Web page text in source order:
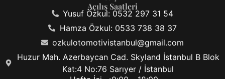
Açılış Saatleri
Yusuf Özkul: 0532 297 31 54
Hamza Özkul: 0533 738 38 37
ozkulotomotivistanbul@gmail.com
Huzur Mah. Azerbaycan Cad. Skyland İstanbul B Blok
Kat:4 No:76 Sarıyer / İstanbul